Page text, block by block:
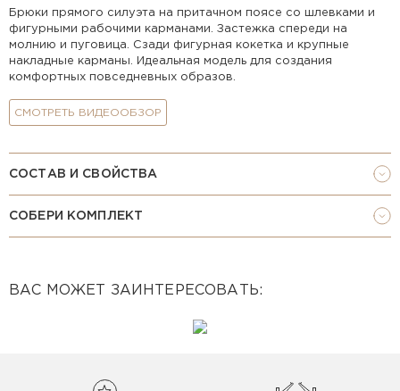
Брюки прямого силуэта на притачном поясе со шлевками и
фигурными рабочими карманами. Застежка спереди на
молнию и пуговица. Сзади фигурная кокетка и крупные
накладные карманы. Идеальная модель для создания
комфортных повседневных образов.
СМОТРЕТЬ ВИДЕООБЗОР
СОСТАВ И СВОЙСТВА
СОБЕРИ КОМПЛЕКТ
ВАС МОЖЕТ ЗАИНТЕРЕСОВАТЬ: